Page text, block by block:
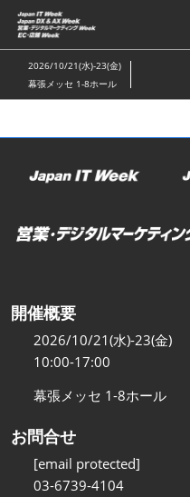
ス
キ
ッ
し
2026/10/21(水)-23(金)
幕張メッセ 1-8ホール
開催概要
2026/10/21(水)-23(金)
10:00-17:00
幕張メッセ 1-8ホール
お問合せ
[email protected]
03-6739-4104